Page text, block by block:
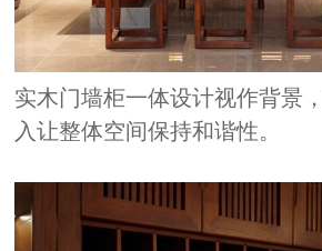
实木门墙柜一体设计视作背景
入让整体空间保持和谐性。